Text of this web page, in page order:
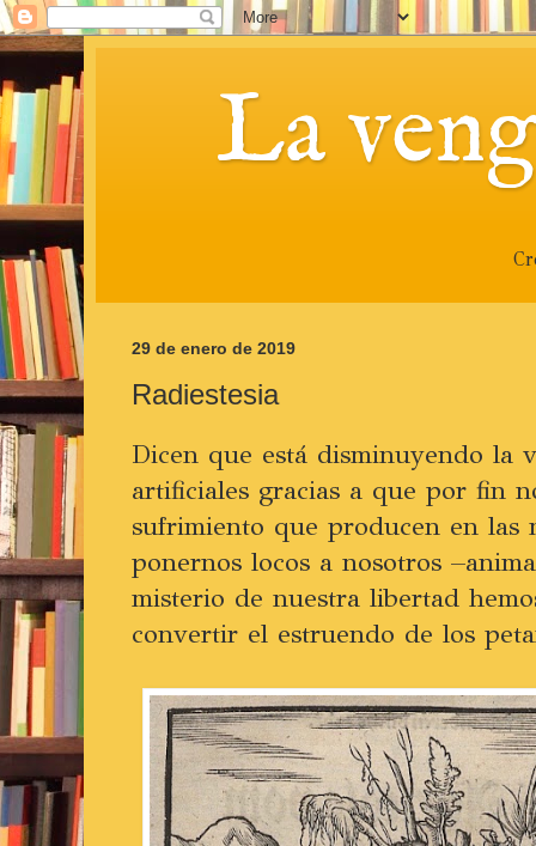
La
29 de enero de 2019
Radiestesia
Dicen que está disminuyendo la
artificiales gracias a que por fin
sufrimiento que producen en las
ponernos locos a nosotros
misterio de nuestra libertad
convertir el estruendo de los